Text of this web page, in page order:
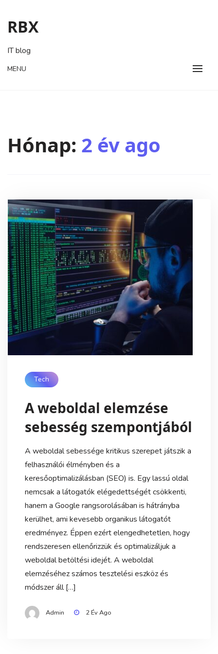
content
RBX
IT blog
MENU
Hónap: 2 év ago
Tech
A weboldal elemzése
sebesség szempontjából
A weboldal sebessége kritikus szerepet játszik a
felhasználói élményben és a
keresőoptimalizálásban (SEO) is. Egy lassú oldal
nemcsak a látogatók elégedettségét csökkenti,
hanem a Google rangsorolásában is hátrányba
kerülhet, ami kevesebb organikus látogatót
eredményez. Éppen ezért elengedhetetlen, hogy
rendszeresen ellenőrizzük és optimalizáljuk a
weboldal betöltési idejét. A weboldal
elemzéséhez számos tesztelési eszköz és
módszer áll […]
Admin 2 Év Ago